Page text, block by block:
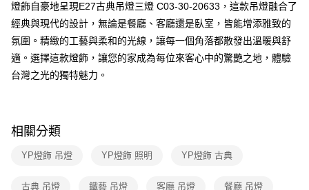
相關說明
【關於「AFTEE先享後付」】
AFTEE先享後付是「在收到商品之後才付款」的支付方式。 讓您購物簡單
便利好安心！
１．簡單：不需註冊會員、不需綁卡、不需儲值。
２．便利：只要手機號碼，簡訊認證，即可結帳。
結帳頁面，進行簡訊認證並確認金額後，即可完成結帳。
３．收到繳費通知簡訊後14天內，點擊此簡訊中的連結，可透過四大超商／
※ 請注意：結帳手續完成當下不需立刻繳費，但若您需要取消訂單，請聯絡
燈飾自豪地呈現E27古典吊燈三燈 C03-30-20633，這款吊燈融合了
經典與現代的設計，無論是餐廳、客廳還是臥室，皆能增添雅致的
氛圍。精緻的工藝與柔和的光線，讓每一個角落都散發出溫暖與舒
適。選擇這款燈飾，讓您的家成為每位來客心中的驚艷之地，體驗
台灣之光的獨特魅力。
相關分類
YP燈飾 吊燈 YP燈飾 照明 YP燈飾 古典
古典 吊燈 鐵藝 吊燈 客廳 吊燈 餐廳 吊燈